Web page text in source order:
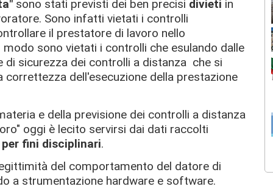
sono stati previsti dei ben precisi divieti in
Sono infatti vietati i controlli
il prestatore di lavoro nello
sono vietati i controlli che esulando dalle
sicurezza dei controlli a distanza che si
dell'esecuzione della prestazione
e della previsione dei controlli a distanza
oggi è lecito servirsi dai dati raccolti
fini disciplinari.
del comportamento del datore di
a strumentazione hardware e software.